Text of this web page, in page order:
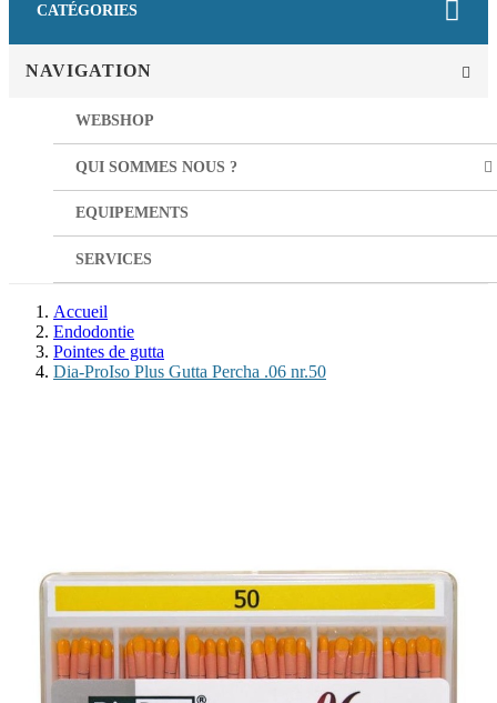
CATÉGORIES
NAVIGATION
WEBSHOP
QUI SOMMES NOUS ?
EQUIPEMENTS
SERVICES
Accueil
Endodontie
Pointes de gutta
Dia-ProIso Plus Gutta Percha .06 nr.50